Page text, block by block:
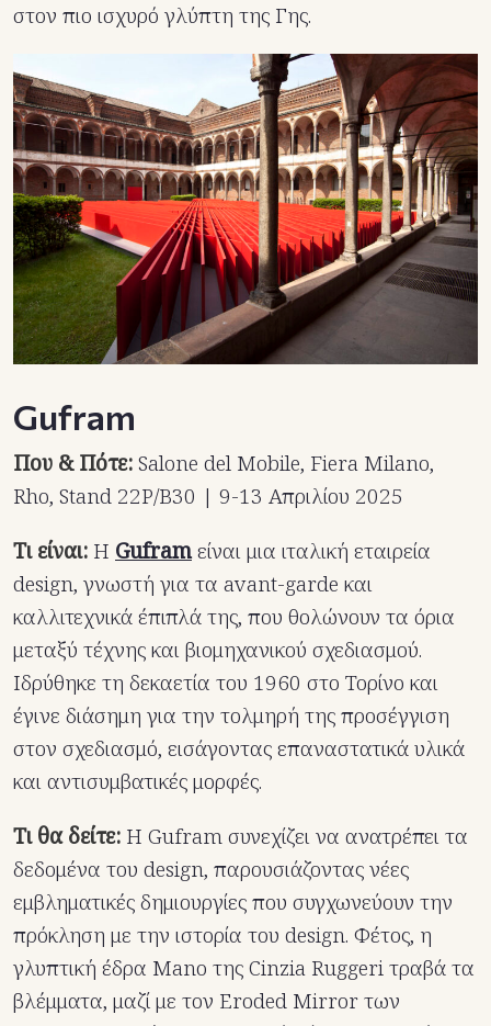
στον πιο ισχυρό γλύπτη της Γης.
Gufram
Που & Πότε:Salone del Mobile, Fiera Milano,
Rho, Stand 22P/B30 | 9-13 Απριλίου 2025
Τι είναι: Η Guframείναι μια ιταλική εταιρεία
design, γνωστή για τα avant-garde και
καλλιτεχνικά έπιπλά της, που θολώνουν τα όρια
μεταξύ τέχνης και βιομηχανικού σχεδιασμού.
Ιδρύθηκε τη δεκαετία του 1960 στο Τορίνο και
έγινε διάσημη για την τολμηρή της προσέγγιση
στον σχεδιασμό, εισάγοντας επαναστατικά υλικά
και αντισυμβατικές μορφές.
Τι θα δείτε: Η Gufram συνεχίζει να ανατρέπει τα
δεδομένα του design, παρουσιάζοντας νέες
εμβληματικές δημιουργίες που συγχωνεύουν την
πρόκληση με την ιστορία του design. Φέτος, η
γλυπτική έδρα Mano της Cinzia Ruggeri τραβά τα
βλέμματα, μαζί με τον Eroded Mirror των